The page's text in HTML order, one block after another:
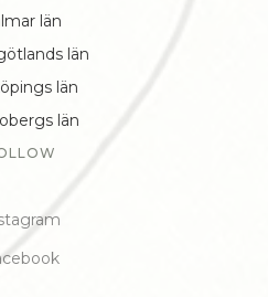
län
län
län
län